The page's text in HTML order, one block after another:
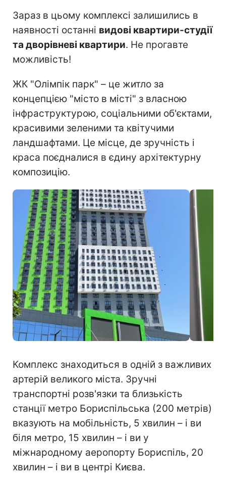
Зараз в цьому комплексі залишились в
наявності останні видові квартири-студії
та дворівневі квартири. Не прогавте
можливість!
ЖК "Олімпік парк" – це житло за
концепцією "місто в місті" з власною
інфраструктурою, соціальними об'єктами,
красивими зеленими та квітучими
ландшафтами. Це місце, де зручність і
краса поєдналися в єдину архітектурну
композицію.
Комплекс знаходиться в одній з важливих
артерій великого міста. Зручні
транспортні розв'язки та близькість
станції метро Бориспільська (200 метрів)
вказують на мобільність, 5 хвилин – і ви
біля метро, 15 хвилин – і ви у
міжнародному аеропорту Бориспіль, 20
хвилин – і ви в центрі Києва.